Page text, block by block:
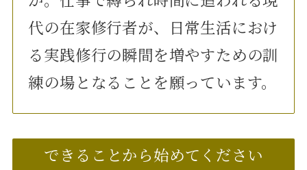
代の在家修行者が、日常生活におけ
る実践修行の瞬間を増やすための訓
練の場となることを願っています。
できることから始めてください